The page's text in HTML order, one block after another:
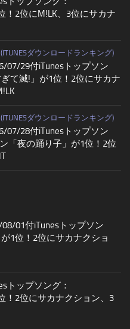
！2位にM!LK、3位にサカナ
ダウンロードランキング)
07/29付iTunesトップソン
て滅!」が1位！2位にサカナ
ダウンロードランキング)
07/28付iTunesトップソン
「夜の踊り子」が1位！2位
08/01付iTunesトップソン
1位！2位にサカナクショ
トップソング：
！2位にサカナクション、3